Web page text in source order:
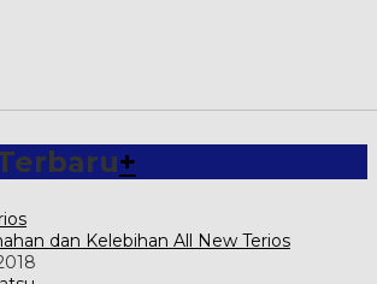
+
dan Kelebihan All New Terios